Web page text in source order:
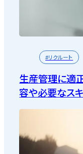
#リクルート
生産管理に適
容や必要なス